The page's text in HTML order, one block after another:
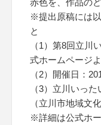
赤色を、作品の
※提出原稿には
と
（1）第8回立川
式ホームページ
（2）開催日：
（3）立川いっ
（立川市地域文
※詳細は公式ホ